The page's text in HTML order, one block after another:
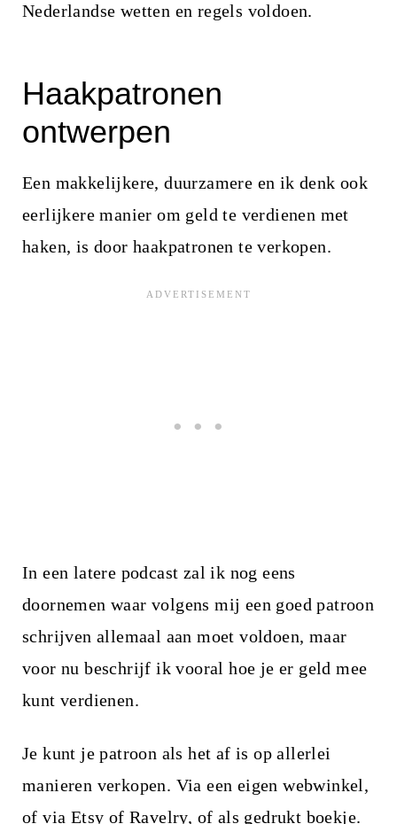
Nederlandse wetten en regels voldoen.
Haakpatronen
ontwerpen
Een makkelijkere, duurzamere en ik denk ook
eerlijkere manier om geld te verdienen met
haken, is door haakpatronen te verkopen.
In een latere podcast zal ik nog eens
doornemen waar volgens mij een goed patroon
schrijven allemaal aan moet voldoen, maar
voor nu beschrijf ik vooral hoe je er geld mee
kunt verdienen.
Je kunt je patroon als het af is op allerlei
manieren verkopen. Via een eigen webwinkel,
of via Etsy of Ravelry, of als gedrukt boekje.